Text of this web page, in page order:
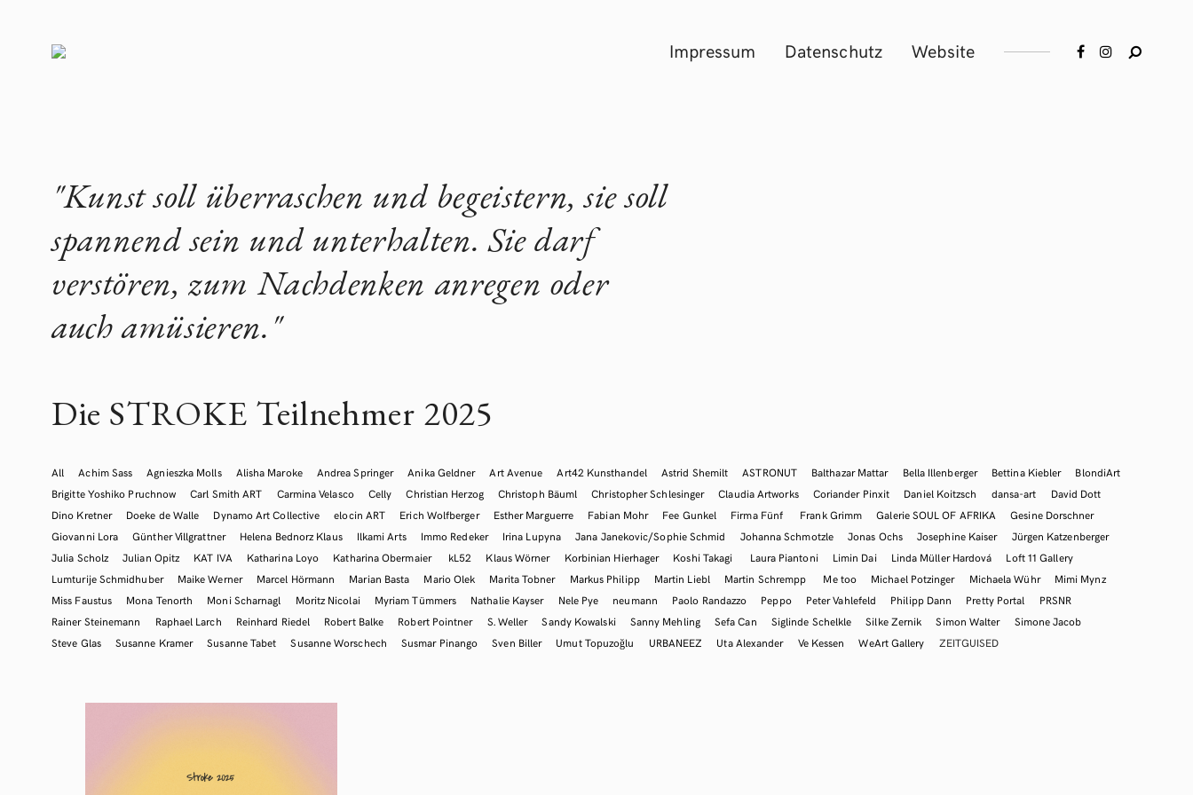
Impressum Datenschutz Website
"Kunst soll überraschen und begeistern, sie soll
spannend sein und unterhalten. Sie darf
verstören, zum Nachdenken anregen oder
auch amüsieren."
Die STROKE Teilnehmer 2025
All Achim Sass Agnieszka Molls Alisha Maroke Andrea Springer Anika Geldner Art Avenue Art42 Kunsthandel Astrid Shemilt ASTRONUT Balthazar Mattar Bella Illenberger Bettina Kiebler
BlondiArt
Brigitte Yoshiko Pruchnow
Carl Smith ART Carmina Velasco Celly Christian Herzog Christoph Bäuml Christopher Schlesinger Claudia Artworks Coriander Pinxit Daniel Koitzsch dansa-art
David Dott
Dino Kretner
Doeke de Walle Dynamo Art Collective elocin ART Erich Wolfberger Esther Marguerre Fabian Mohr Fee Gunkel Firma Fünf Frank Grimm Galerie SOUL OF AFRIKA
Gesine Dorschner
Giovanni Lora
Günther Villgrattner Helena Bednorz Klaus Ilkami Arts Immo Redeker Irina Lupyna Jana Janekovic/Sophie Schmid Johanna Schmotzle Jonas Ochs Josephine Kaiser
Jürgen Katzenberger
Julia Scholz
Julian Opitz KAT IVA Katharina Loyo Katharina Obermaier kL52 Klaus Wörner Korbinian Hierhager Koshi Takagi Laura Piantoni Limin Dai Linda Müller Hardová
Loft 11 Gallery
Lumturije Schmidhuber
Maike Werner Marcel Hörmann Marian Basta Mario Olek Marita Tobner Markus Philipp Martin Liebl Martin Schrempp Me too Michael Potzinger Michaela Wühr
Mimi Mynz
Miss Faustus
Mona Tenorth Moni Scharnagl Moritz Nicolai Myriam Tümmers Nathalie Kayser Nele Pye neumann Paolo Randazzo Peppo Peter Vahlefeld Philipp Dann Pretty Portal
PRSNR
Rainer Steinemann
Raphael Larch Reinhard Riedel Robert Balke Robert Pointner S. Weller Sandy Kowalski Sanny Mehling Sefa Can Siglinde Schelkle Silke Zernik Simon Walter
Simone Jacob
Steve Glas
Susanne Kramer Susanne Tabet Susanne Worschech Susmar Pinango Sven Biller Umut Topuzoğlu URBANEEZ Uta Alexander Ve Kessen WeArt Gallery ZEITGUISED